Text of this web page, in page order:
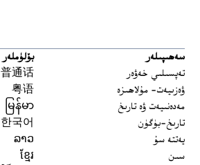
سەھىپىلەر
تەپسىلىي خەۋەر
ۋەزىيەت- مۇلاھىزە
مەدەنىيەت ۋە تارىخ
تارىخ-بۈگۈن
يەتتە سۇ
سىن
بۆلۈملەر
普通话
粤语
မြန်မာ
한국어
ລາວ
ខ្មែរ